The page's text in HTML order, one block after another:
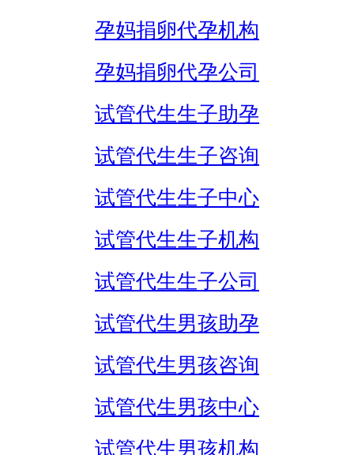
孕妈捐卵代孕机构
孕妈捐卵代孕公司
试管代生生子助孕
试管代生生子咨询
试管代生生子中心
试管代生生子机构
试管代生生子公司
试管代生男孩助孕
试管代生男孩咨询
试管代生男孩中心
试管代生男孩机构